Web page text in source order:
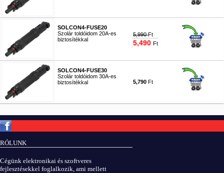
SOLCON4-FUSE20
Szolár toldóidom 20A-es
biztosítékkal
5,990Ft
5,490 Ft
SOLCON4-FUSE30
Szolár toldóidom 30A-es
biztosítékkal
5,790 Ft
RÓLUNK
Cégünk elektronikai és szoftveres
fejlesztésekkel foglalkozik, ami mellett